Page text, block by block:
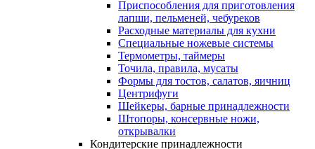
Приспособления для приготовления
лапши, пельменей, чебуреков
Расходные материалы для кухни
Специальные ножевые системы
Термометры, таймеры
Точила, правила, мусаты
Формы для тостов, салатов, яичниц
Центрифуги
Шейкеры, барные принадлежности
Штопоры, консервные ножи,
открывалки
Кондитерские принадлежности